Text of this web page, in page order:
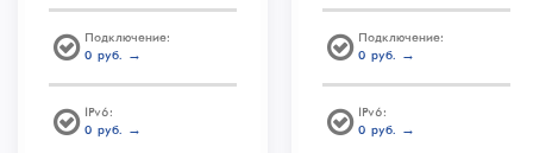
Подключение:
0 руб. →
IPv6:
0 руб. →
Подключение:
0 руб. →
IPv6:
0 руб. →